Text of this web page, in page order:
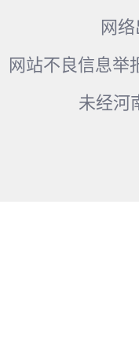
网
网站不良信息举
未经河